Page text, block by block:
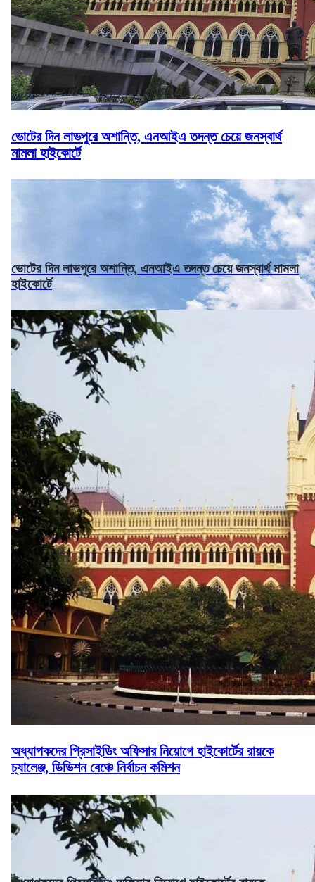
ভোটের দিন লাভপুরে অশান্তি, এনআইএ তদন্ত চেয়ে জনস্বার্থ
মামলা হাইকোর্টে
ভোটের দিন লাভপুরে অশান্তি, এনআইএ তদন্ত চেয়ে জনস্বার্থ মামলা
হাইকোর্টে
অধ্যাপকদের প্রিসাইডিং অফিসার নিয়োগে হাইকোর্টের রায়কে
চ্যালেঞ্জ, ডিভিশন বেঞ্চে নির্বাচন কমিশন